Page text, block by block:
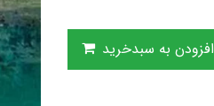
افزودن به سبدخرید